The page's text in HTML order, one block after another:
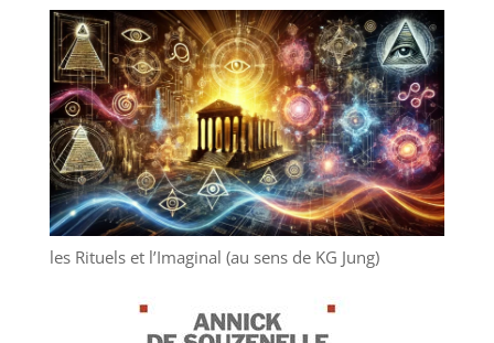
les Rituels et l’Imaginal (au sens de KG Jung)